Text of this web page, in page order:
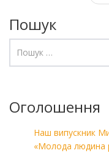
Пошук
Оголошення
Наш випускник
«Молода людина